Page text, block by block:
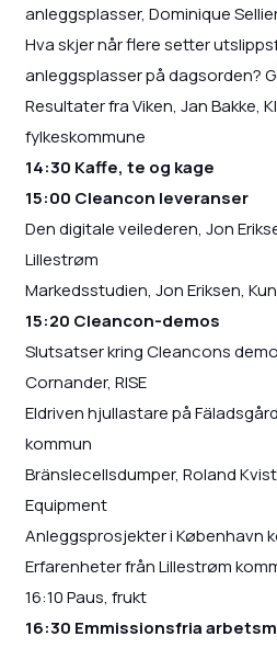
anleggsplasser, Dominique
Hva skjer når flere setter
anleggsplasser på dagsorden?
Resultater fra Viken, Jan Bakke,
fylkeskommune
14:30 Kaffe, te og kage
15:00 Cleancon leveranser
Den digitale veilederen, Jon
Lillestrøm
Markedsstudien, Jon Eriksen,
15:20 Cleancon-demos
Slutsatser kring Cleancons
Cornander, RISE
Eldriven hjullastare på
kommun
Bränslecellsdumper, Roland
Equipment
Anleggsprosjekter i København
Erfarenheter från Lillestrøm
16:10 Paus, frukt
16:30 Emmissionsfria